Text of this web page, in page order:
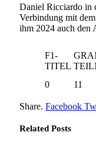
Daniel Ricciardo in
Verbindung mit
ihm 2024 auch den
F1-
TITEL
0
11
Share. Facebook
Related Posts